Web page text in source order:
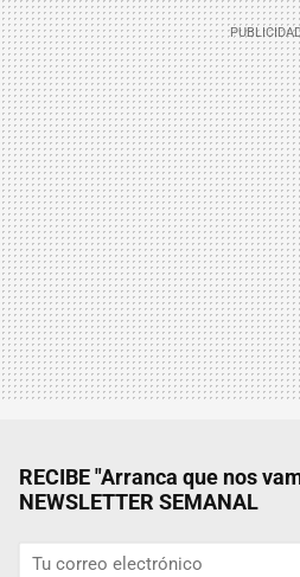
RECIBE "Arranca que nos
NEWSLETTER SEMANAL